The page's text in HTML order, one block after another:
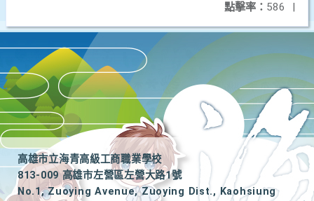
點擊率： 586 |
高雄市立海青高級工商職業學校
813-009 高雄市左營區左營大路1號
No.1, Zuoying Avenue, Zuoying Dist., Kaohsiung